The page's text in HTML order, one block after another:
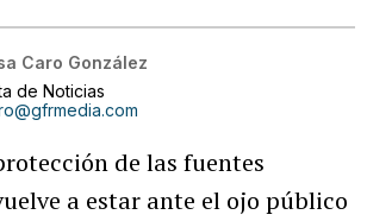
Caro González
de Noticias
de las fuentes
a estar ante el ojo público